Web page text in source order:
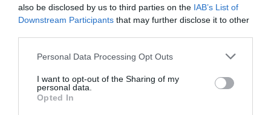
also be disclosed by us to third parties on the IAB’s List of
Downstream Participants that may further disclose it to other
Personal Data Processing Opt Outs
I want to opt-out of the Sharing of my
personal data.
Opted In
Articolo precedente
Roma, un presepe in ricordo di Dorina e
Christian
Ordine medici di Udine: “Garantire cure ai
clandestini”